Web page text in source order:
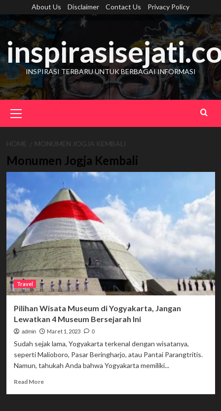
content
About Us Disclaimer Contact Us Privacy Policy
INSPIRASI TERBARU UNTUK BERBAGAI INFORMASI
Menu
HOME MONUMEN JOGJA KEMBALI
Monumen Jogja Kembali
Travel
Pilihan Wisata Museum di Yogyakarta, Jangan
Lewatkan 4 Museum Bersejarah Ini
admin Maret 1, 2023 0
Sudah sejak lama, Yogyakarta terkenal dengan wisatanya,
seperti Malioboro, Pasar Beringharjo, atau Pantai Parangtritis.
Namun, tahukah Anda bahwa Yogyakarta memiliki...
Read MoreRead